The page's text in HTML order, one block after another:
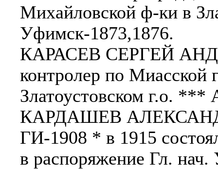
Михайловской ф-ки в
Уфимск-1873,1876.
КАРАСЕВ СЕРГЕЙ
контролер по Миасской
Златоустовском г.о. ***
КАРДАШЕВ
ГИ-1908 * в 1915
в распоряжение Гл.